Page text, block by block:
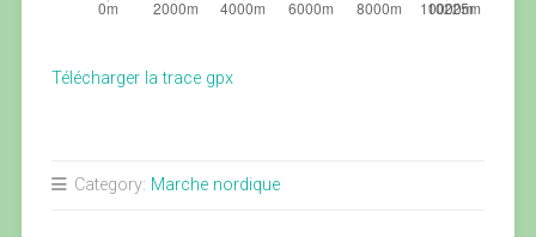
Télécharger la trace gpx
Category: Marche nordique